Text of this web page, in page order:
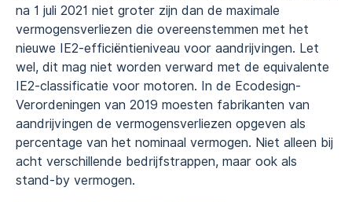
na 1 juli 2021 niet groter zijn dan de maximale
vermogensverliezen die overeenstemmen met het
nieuwe IE2-efficiëntieniveau voor aandrijvingen. Let
wel, dit mag niet worden verward met de equivalente
IE2-classificatie voor motoren. In de Ecodesign-
Verordeningen van 2019 moesten fabrikanten van
aandrijvingen de vermogensverliezen opgeven als
percentage van het nominaal vermogen. Niet alleen bij
acht verschillende bedrijfstrappen, maar ook als
stand-by vermogen.